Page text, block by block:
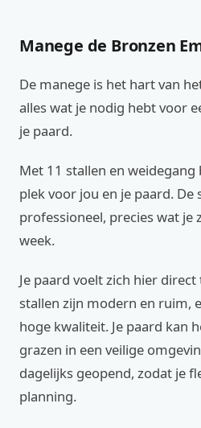
Manege de Bronzen
De manege is het hart van
alles wat je nodig hebt voor
je paard.
Met 11 stallen en weidegang
plek voor jou en je paard. De
professioneel, precies wat je
week.
Je paard voelt zich hier
stallen zijn modern en ruim,
hoge kwaliteit. Je paard kan
grazen in een veilige
dagelijks geopend, zodat je
planning.